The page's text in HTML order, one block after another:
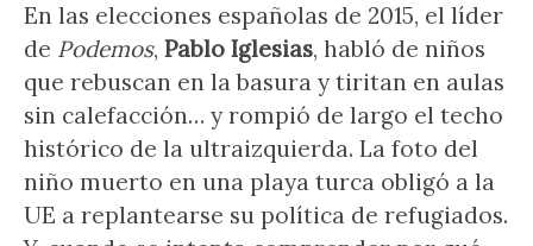
En las elecciones españolas de 2015, el líder
de Podemos, Pablo Iglesias, habló de niños
que rebuscan en la basura y tiritan en aulas
sin calefacción… y rompió de largo el techo
histórico de la ultraizquierda. La foto del
niño muerto en una playa turca obligó a la
UE a replantearse su política de refugiados.